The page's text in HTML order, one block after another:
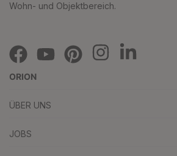
Wohn- und Objektbereich.
ORION
ÜBER UNS
JOBS